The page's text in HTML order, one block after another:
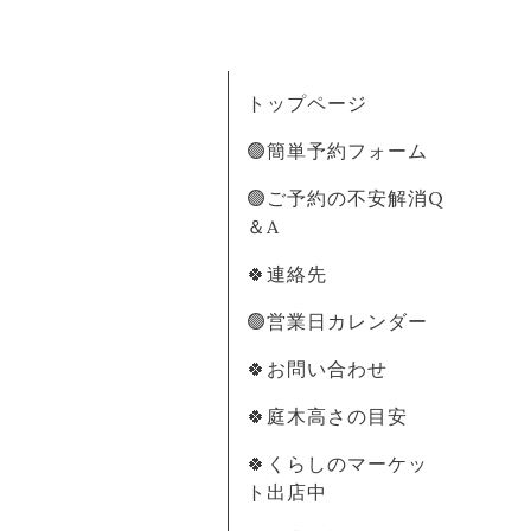
トップページ
🟢簡単予約フォーム
🟢ご予約の不安解消Q
＆A
🍀連絡先
🟢営業日カレンダー
🍀お問い合わせ
🍀庭木高さの目安
🍀くらしのマーケッ
ト出店中